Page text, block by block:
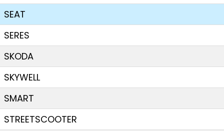
SEAT
SERES
SKODA
SKYWELL
SMART
STREETSCOOTER